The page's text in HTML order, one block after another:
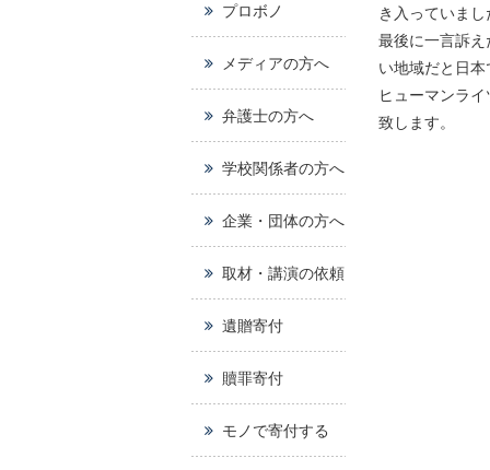
き入っていま
最後に一言訴
い地域だと日
ヒューマンラ
致します。
プロボノ
メディアの方へ
弁護士の方へ
学校関係者の方へ
企業・団体の方へ
取材・講演の依頼
遺贈寄付
贖罪寄付
モノで寄付する